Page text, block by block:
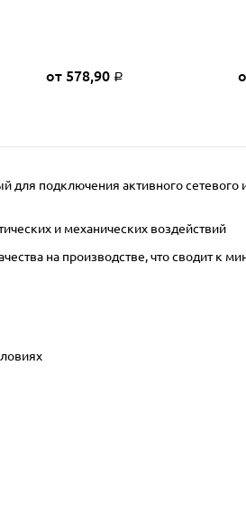
от 578,90 Р
для подключения активного сетевого
и механических воздействий
на производстве, что сводит к